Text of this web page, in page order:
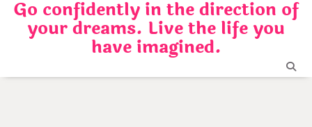
Skip
content
Go confidently in the direction of
your dreams. Live the life you
have imagined.